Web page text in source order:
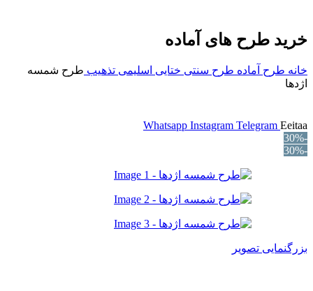
خرید طرح های آماده
خانه طرح آماده طرح سنتی ختایی اسلیمی تذهیب طرح شمسه
اژدها
Whatsapp Instagram Telegram Eeitaa
-30%
-30%
بزرگنمایی تصویر